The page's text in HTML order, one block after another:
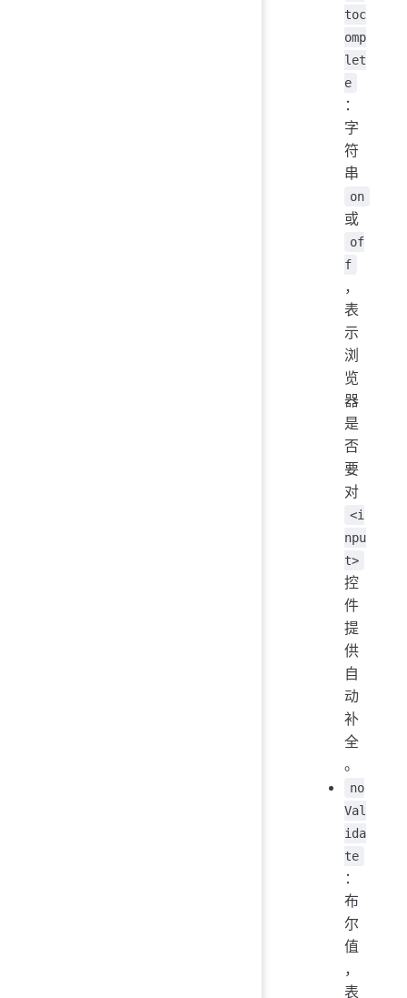
toc
omp
let
e
：
字
符
串
on
或
of
f
，
表
示
浏
览
器
是
否
要
对
<i
npu
t>
控
件
提
供
自
动
补
全
。
no
Val
ida
te
：
布
尔
值
，
表